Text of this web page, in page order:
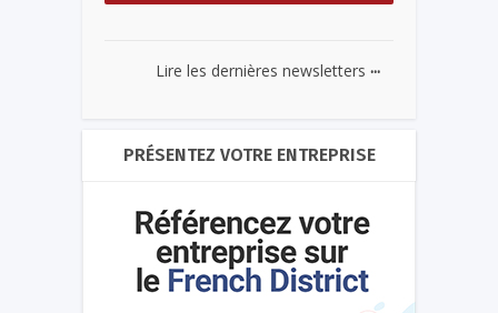
Lire les dernières newsletters ...
PRÉSENTEZ VOTRE ENTREPRISE